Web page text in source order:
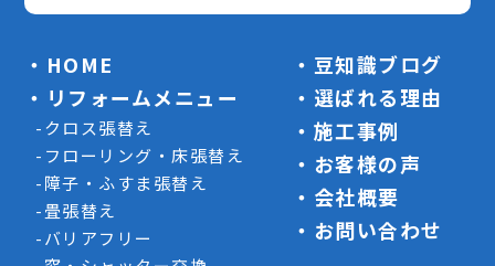
HOME
リフォームメニュー
クロス張替え
フローリング・床張替え
障子・ふすま張替え
畳張替え
バリアフリー
豆知識ブログ
選ばれる理由
施工事例
お客様の声
会社概要
お問い合わせ